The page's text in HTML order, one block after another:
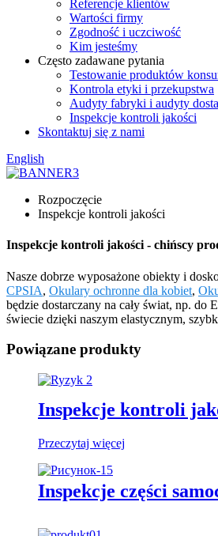
Referencje klientów
Wartości firmy
Zgodność i uczciwość
Kim jesteśmy
Często zadawane pytania
Testowanie produktów
Kontrola etyki i przekupstwa
Audyty fabryki i audyty
Inspekcje kontroli jakości
Skontaktuj się z nami
English
Rozpoczęcie
Inspekcje kontroli jakości
Inspekcje kontroli jakości - chińscy
Nasze dobrze wyposażone obiekty i
CPSIA, Okulary ochronne dla kobiet,
będzie dostarczany na cały świat, np.
świecie dzięki naszym elastycznym,
Powiązane produkty
Inspekcje kontroli
Przeczytaj więcej
Inspekcje części